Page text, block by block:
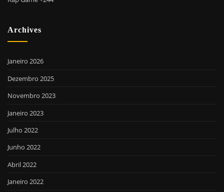
Archives
Janeiro 2026
Dezembro 2025
Novembro 2023
Janeiro 2023
Julho 2022
Junho 2022
Abril 2022
Janeiro 2022